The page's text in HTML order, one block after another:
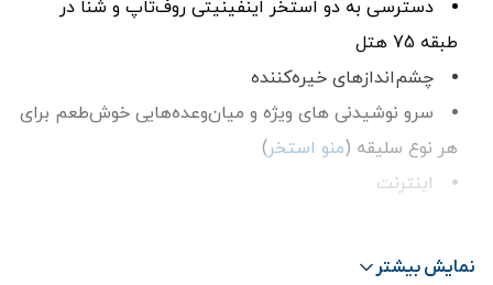
دسترسی به دو استخر اینفینیتی روف‌تاپ و شنا در
طبقه 75 هتل
چشم‌اندازهای خیره‌کننده‌
سرو نوشیدنی های ویژه و میان‌وعده‌هایی خوش‌طعم برای
هر نوع سلیقه (منو استخر)
اینترنت
نمایش بیشتر